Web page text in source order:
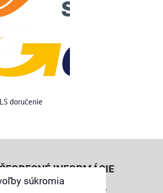
doručenie
INFORMÁCIE
podmienky pre osoby
súkromia